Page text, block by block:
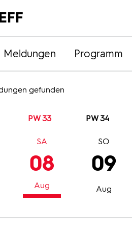
Meldungen Programm
gefunden
PW 33 PW 34
08
Aug
SA
09
Aug
SO